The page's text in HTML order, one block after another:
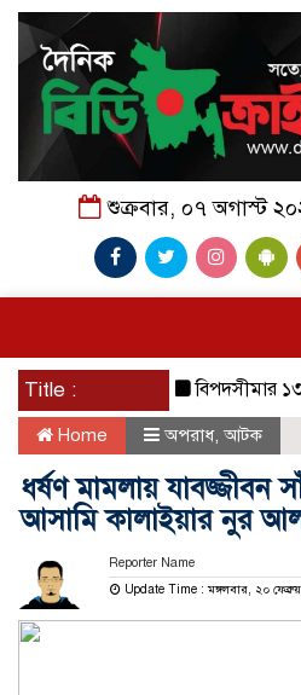
শুক্রবার, ০৭ অগাস্ট
Title : বিপদসীমার ১৩ সে.
Home অপরাধ, আটক
ধর্ষণ মামলায় যাবজ্জীবন
আসামি কালাইয়ার নুর
Reporter Name
Update Time : মঙ্গলবার, ২০